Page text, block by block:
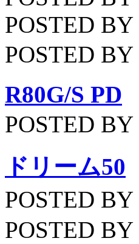
POSTED
POSTED
R80G/S PD
POSTED
ドリーム50
POSTED
POSTED